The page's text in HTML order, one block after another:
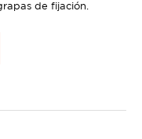
de fijación.